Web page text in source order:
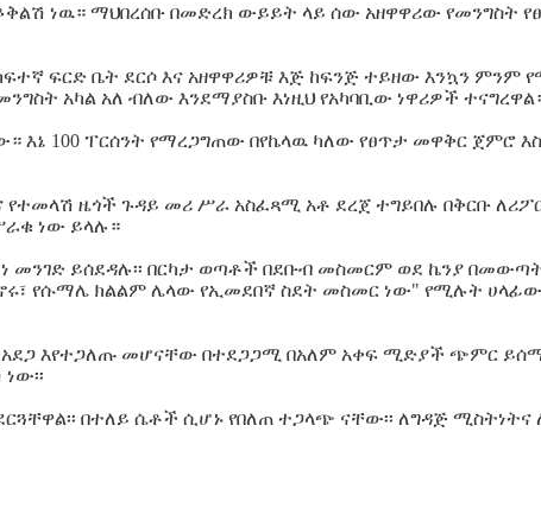
ነዉ። ማህበረሰቡ በመድረክ ውይይት ላይ ሰው አዘዋዋሪው የመንግስት
ፍርድ ቤት ደርሶ እና አዘዋዋሪዎቹ እጅ ከፍንጅ ተይዘው እንኳን
አካል አለ ብለው እንደማያስቡ እነዚህ የአካባቢው ነዋሪዎች
100 ፐርሰንት የማረጋግጠው በየኬላዉ ካለው የፀጥታ መዋቅር ጀምሮ
ዜጎች ጉዳይ መሪ ሥራ አስፈጻሚ አቶ ደረጀ ተግይበሉ በቅርቡ
ነው ይላሉ።
መንገድ ይሰደዳሉ፡፡ በርካታ ወጣቶች በደቡብ መስመርም ወደ ኬንያ
የሱማሌ ክልልም ሌላው የኢመደበኛ ስደት መስመር ነው" የሚሉት
አደጋ እየተጋለጡ መሆናቸው በተደጋጋሚ በአለም አቀፍ ሚድያች ጭምር
በተለይ ሴቶች ሲሆኑ የበለጠ ተጋላጭ ናቸው፡፡ ለግዳጅ ሚስትነትና